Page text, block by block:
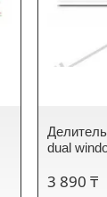
dual
3 890 ₸